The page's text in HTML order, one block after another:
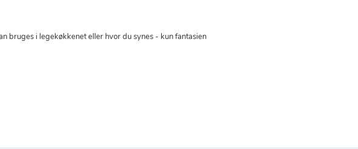
bruges i legekøkkenet eller hvor du synes - kun fantasien